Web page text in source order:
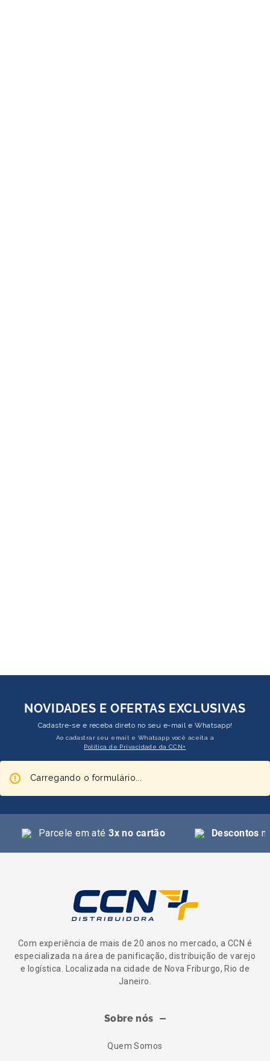
NOVIDADES E OFERTAS EXCLUSIVAS
Cadastre-se e receba direto no seu e-mail e Whatsapp!
Ao cadastrar seu email e Whatsapp você aceita a
Política de Privacidade da CCN+
Carregando o formulário...
Parcele em até3x no cartão Descontos
Com experiência de mais de 20 anos no mercado, a CCN é
especializada na área de panificação, distribuição de varejo
e logística. Localizada na cidade de Nova Friburgo, Rio de
Janeiro.
Sobre nós
Quem Somos